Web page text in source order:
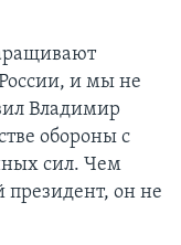
и мы не
Владимир
обороны с
сил. Чем
президент, он не